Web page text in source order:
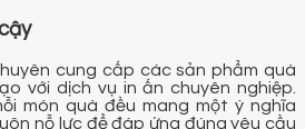
cung cấp các sản phẩm quà
với dịch vụ in ấn chuyên nghiệp.
món quà đều mang một ý nghĩa
nỗ lực để đáp ứng đúng yêu cầu